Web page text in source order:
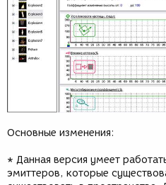
Основные изменения:
* Данная версия умеет
эмиттеров, которые